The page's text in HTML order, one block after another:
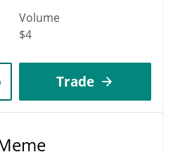
Volume
$4
Trade